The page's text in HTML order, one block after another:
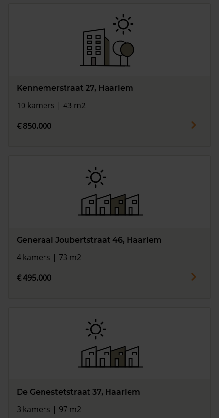
Kennemerstraat 27, Haarlem
10 kamers | 43 m2
€ 850.000
Generaal Joubertstraat 46, Haarlem
4 kamers | 73 m2
€ 495.000
De Genestetstraat 37, Haarlem
3 kamers | 97 m2